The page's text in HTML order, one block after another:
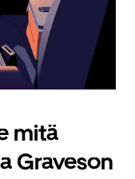
mitä
Graveson